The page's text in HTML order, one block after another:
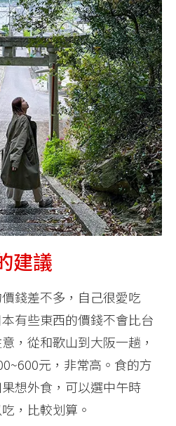
建議
錢差不多，自己很愛吃
有些東西的價錢不會比台
，從和歌山到大阪一趟，
元，非常高。食的方
想外食，可以選中午時
，比較划算。